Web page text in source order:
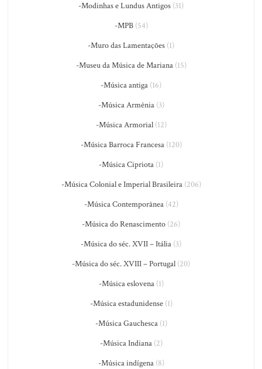
-Modinhas e Lundus Antigos (31)
-MPB(54)
-Muro das Lamentações (1)
-Museu da Música de Mariana(15)
-Música antiga (16)
-Música Armênia(3)
-Música Armorial(12)
-Música Barroca Francesa(120)
-Música Cipriota (1)
-Música Colonial e Imperial Brasileira(206)
-Música Contemporânea(42)
-Música do Renascimento (26)
-Música do séc. XVII – Itália (3)
-Música do séc. XVIII – Portugal (20)
-Música eslovena(1)
-Música estadunidense(1)
-Música Gauchesca(1)
-Música Indiana(2)
-Música indígena(8)